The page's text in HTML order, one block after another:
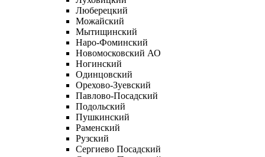
Люберецкий
Можайский
Мытищинский
Наро-Фоминский
Новомосковский АО
Ногинский
Одинцовский
Орехово-Зуевский
Павлово-Посадский
Подольский
Пушкинский
Раменский
Рузский
Сергиево Посадский